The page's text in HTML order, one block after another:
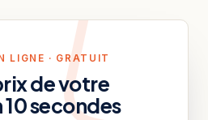
LIGNE · GRATUIT
de votre
secondes